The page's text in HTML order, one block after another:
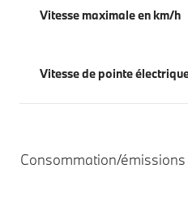
Vitesse maximale en km/h
Vitesse de pointe
Consommation/émissions